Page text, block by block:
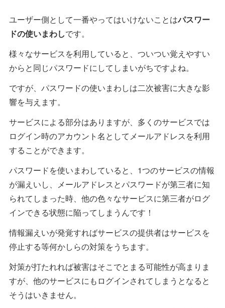
ユーザー側として一番やってはいけないことはパスワー
ドの使いまわしです。
様々なサービスを利用していると、ついつい覚えやすい
からと同じパスワードにしてしまいがちですよね。
ですが、パスワードの使いまわしは二次被害に大きな影
響を与えます。
サービスによる部分はありますが、多くのサービスでは
ログイン時のアカウント名としてメールアドレスを利用
することができます。
パスワードを使いまわしていると、1つのサービスの情報
が漏えいし、メールアドレスとパスワードが第三者に知
られてしまった時、他の色々なサービスに第三者がログ
インできる状態に陥ってしまうんです！
情報漏えいが発覚すればサービスの提供者はサービスを
停止する等何かしらの対策をうちます。
対策が打たれれば被害はそこでとまる可能性が高まりま
すが、他のサービスにもログインされてしまうとなると
そうはいきません。